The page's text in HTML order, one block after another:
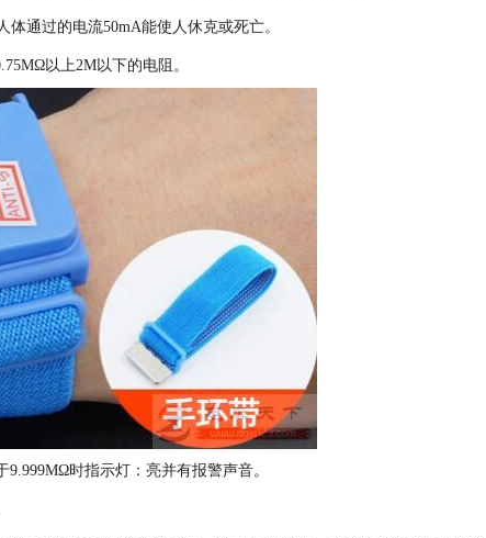
通过的电流50mA能使人休克或死亡。
以上2M以下的电阻。
时指示灯：亮并有报警声音。